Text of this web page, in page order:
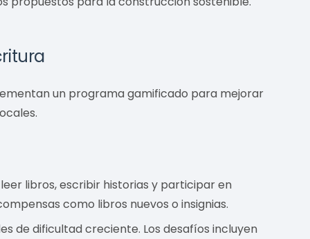
un programa gamificado para mejorar
libros, escribir historias y participar en
como libros nuevos o insignias.
de dificultad creciente. Los desafíos incluyen